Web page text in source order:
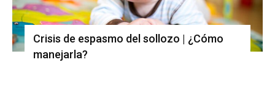
Crisis de espasmo del sollozo | ¿Cómo
manejarla?